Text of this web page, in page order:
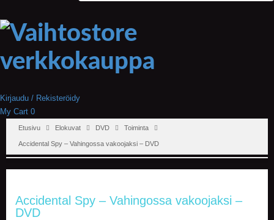
Kirjaudu / Rekisteröidy
My Cart 0
Etusivu Elokuvat DVD Toiminta
Accidental Spy – Vahingossa vakoojaksi – DVD
Accidental Spy – Vahingossa vakoojaksi –
DVD